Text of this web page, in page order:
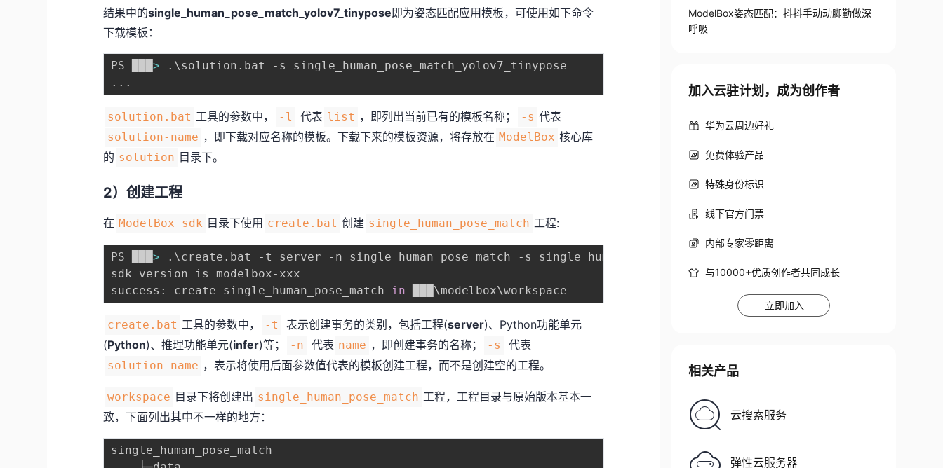
结果中的single_human_pose_match_yolov7_tinypose即为姿态匹配应用模板，可使用如下命令
下载模板：
PS ███> . \
..
solution.bat 工具的参数中， -l 代表 list ，即列出当前已有的模板名称； -s 代表
solution-name ，即下载对应名称的模板。下载下来的模板资源，将存放在 ModelBox 核心库
的 solution 目录下。
2）创建工程
在 ModelBox sdk 目录下使用 create.bat 创建 single_human_pose_match 工程:
PS ███> . \create.bat -t server -n single_human_pose_match -s single_human_pose_match_yolov7_tinypose
sdk version is modelbox-xxx
success: create single_human_pose_match in \modelbox\
create.bat 工具的参数中， -t 表示创建事务的类别，包括工程(server)、Python功能单元
(Python)、推理功能单元(infer)等； -n 代表 name ，即创建事务的名称； -s 代表
solution-name ，表示将使用后面参数值代表的模板创建工程，而不是创建空的工程。
workspace 目录下将创建出 single_human_pose_match 工程，工程目录与原始版本基本一
致，下面列出其中不一样的地方：
single_human_pose_match
ModelBox姿态匹配：抖抖手动动脚勤做深
呼吸
加入云驻计划，成为创作者
华为云周边好礼
免费体验产品
特殊身份标识
线下官方门票
内部专家零距离
与10000+优质创作者共同成长
立即加入
相关产品
云搜索服务
弹性云服务器